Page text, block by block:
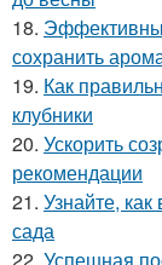
18.
сохранить
19. Как
клубники
20. Ускорить
рекомендации
21. Узнайте,
сада